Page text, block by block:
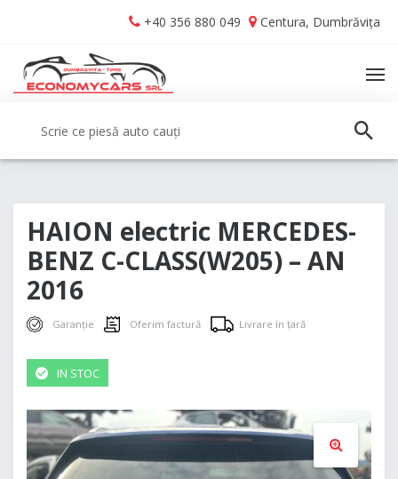
navigation
content
+40 356 880 049 Centura, Dumbrăvița
HAION electric MERCEDES-
BENZ C-CLASS(W205) – AN
2016
Garanție Oferim factură Livrare în țară
IN STOC